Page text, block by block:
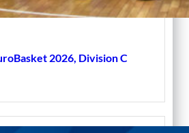
2026, Division C